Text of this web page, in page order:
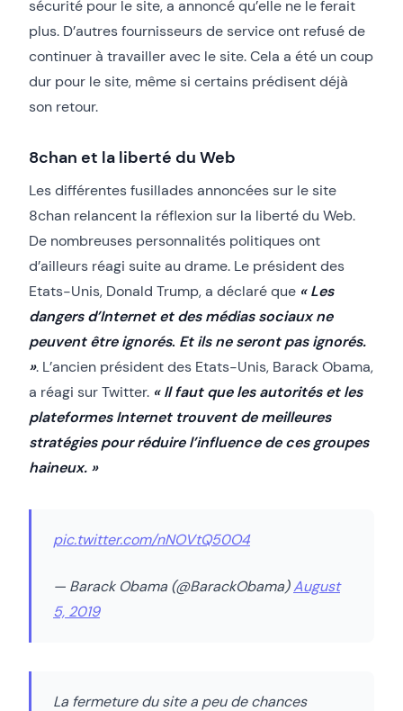
sécurité pour le site, a annoncé qu’elle ne le ferait
plus. D’autres fournisseurs de service ont refusé de
continuer à travailler avec le site. Cela a été un coup
dur pour le site, même si certains prédisent déjà
son retour.
8chan et la liberté du Web
Les différentes fusillades annoncées sur le site
8chan relancent la réflexion sur la liberté du Web.
De nombreuses personnalités politiques ont
d’ailleurs réagi suite au drame. Le président des
Etats-Unis, Donald Trump, a déclaré que « Les
dangers d’Internet et des médias sociaux ne
peuvent être ignorés. Et ils ne seront pas ignorés.
». L’ancien président des Etats-Unis, Barack Obama,
a réagi sur Twitter. « Il faut que les autorités et les
plateformes Internet trouvent de meilleures
stratégies pour réduire l’influence de ces groupes
haineux. »
pic.twitter.com/nNOVtQ50O4
— Barack Obama (@BarackObama)August
5, 2019
La fermeture du site a peu de chances